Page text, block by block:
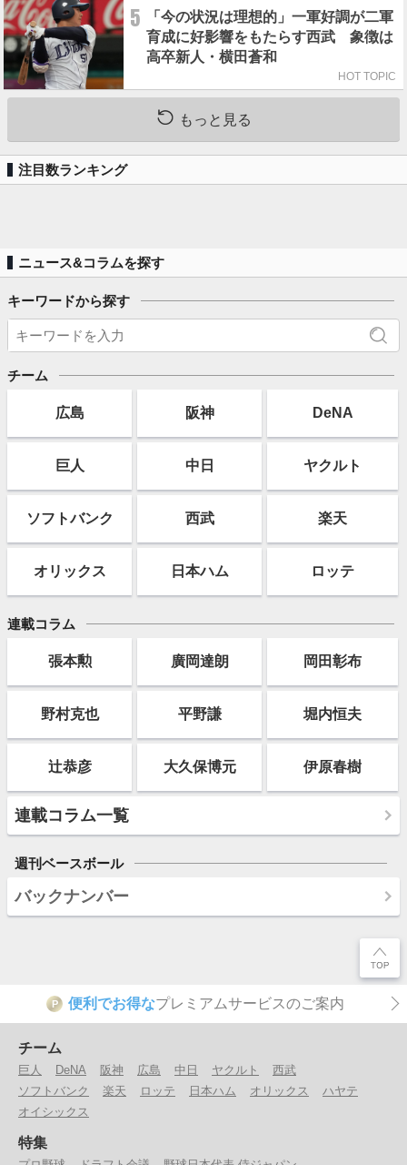
5
「今の状況は理想的」一軍好調が二軍
育成に好影響をもたらす西武 象徴は
高卒新人・横田蒼和
HOT TOPIC
もっと見る
注目数ランキング
ニュース&コラムを探す
キーワードから探す
チーム
広島 阪神 DeNA
巨人 中日 ヤクルト
ソフト バンク 西武 楽天
オリックス 日本ハム ロッテ
連載コラム
張本勲 廣岡達朗 岡田彰布
野村克也 平野謙 堀内恒夫
辻恭彦 大久保博元 伊原春樹
連載コラム一覧
週刊ベースボール
バックナンバー
P 便利でお得なプレミアムサービスのご案内
チーム
巨人 DeNA 阪神 広島 中日 ヤクルト
西武
ソフトバンク
楽天 ロッテ 日本ハム オリックス
ハヤテ
オイシックス
特集